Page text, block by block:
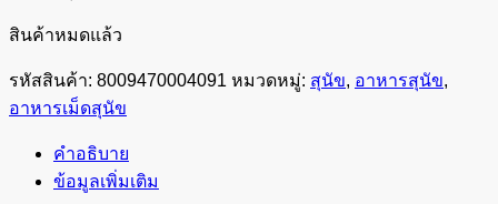
สินค้าหมดแล้ว
รหัสสินค้า: 8009470004091 หมวดหมู่: สุนัข, อาหารสุนัข,
อาหารเม็ดสุนัข
คำอธิบาย
ข้อมูลเพิ่มเติม